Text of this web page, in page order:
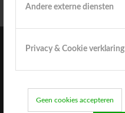
Andere externe diensten
Privacy & Cookie verklaring
Geen cookies accepteren